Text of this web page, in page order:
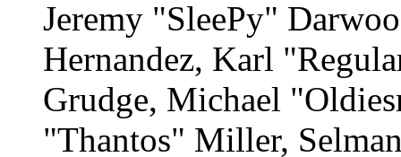
Jeremy "SleePy"
Hernandez, Karl
Grudge, Michael
"Thantos" Miller,